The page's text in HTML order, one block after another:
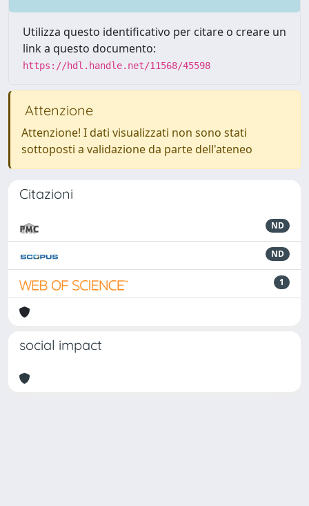
Utilizza questo identificativo per citare o creare un
link a questo documento:
https://hdl.handle.net/11568/45598
Attenzione
Attenzione! I dati visualizzati non sono stati
sottoposti a validazione da parte dell'ateneo
Citazioni
ND
ND
1
social impact